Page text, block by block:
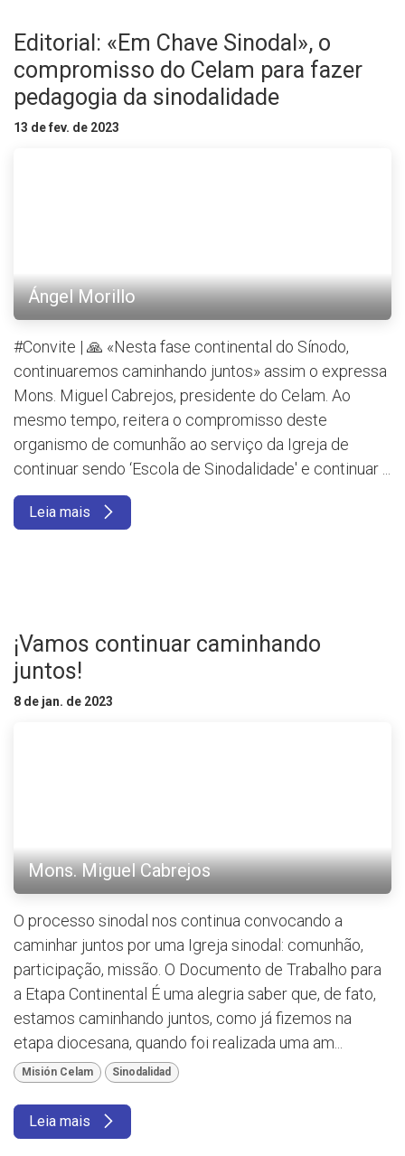
Editorial: «Em Chave Sinodal», o
compromisso do Celam para fazer
pedagogia da sinodalidade
13 de fev. de 2023
Ángel Morillo
#Convite | 🙏 «Nesta fase continental do Sínodo,
continuaremos caminhando juntos» assim o expressa
Mons. Miguel Cabrejos, presidente do Celam. Ao
mesmo tempo, reitera o compromisso deste
organismo de comunhão ao serviço da Igreja de
continuar sendo ‘Escola de Sinodalidade' e continuar ...
Leia mais
¡Vamos continuar caminhando
juntos!
8 de jan. de 2023
Mons. Miguel Cabrejos
O processo sinodal nos continua convocando a
caminhar juntos por uma Igreja sinodal: comunhão,
participação, missão. O Documento de Trabalho para
a Etapa Continental É uma alegria saber que, de fato,
estamos caminhando juntos, como já fizemos na
etapa diocesana, quando foi realizada uma am...
Misión Celam Sinodalidad
Leia mais